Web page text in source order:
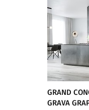
GRAND
GRAVA